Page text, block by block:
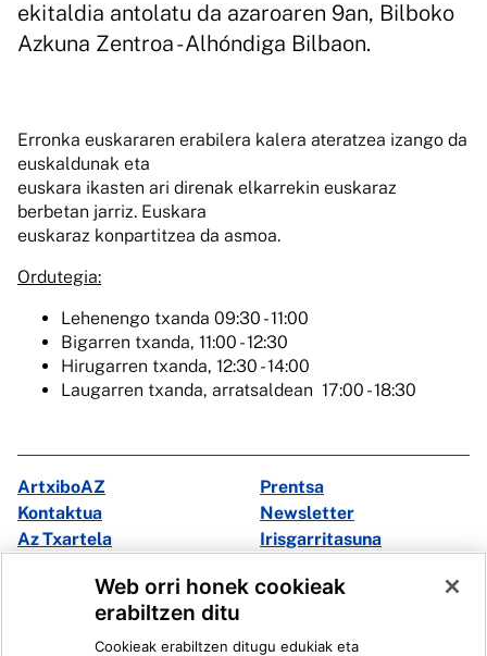
ekitaldia antolatu da azaroaren 9an, Bilboko
Azkuna Zentroa - Alhóndiga Bilbaon.
Erronka euskararen erabilera kalera ateratzea izango da
euskaldunak eta
euskara ikasten ari direnak elkarrekin euskaraz
berbetan jarriz. Euskara
euskaraz konpartitzea da asmoa.
Ordutegia:
Lehenengo txanda 09:30 - 11:00
Bigarren txanda, 11:00 - 12:30
Hirugarren txanda, 12:30 - 14:00
Laugarren txanda, arratsaldean 17:00 - 18:30
ArtxiboAZ
Prentsa
Kontaktua
Newsletter
Az Txartela
Irisgarritasuna
Web orri honek cookieak
erabiltzen ditu
Cookieak erabiltzen ditugu edukiak eta